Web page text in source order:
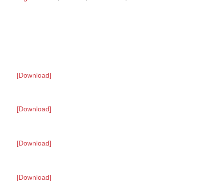
[Download]
[Download]
[Download]
[Download]